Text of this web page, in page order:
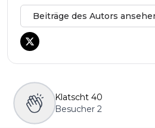
Beiträge des Autors
Klatscht 40
Besucher 2